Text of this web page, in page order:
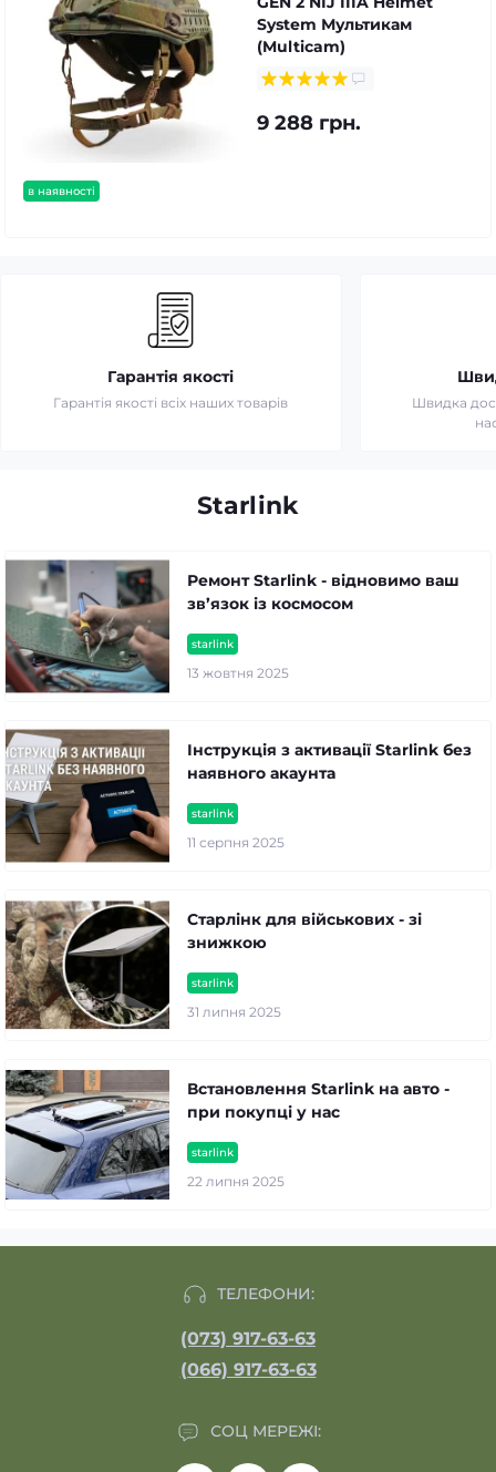
в наявності
System Мультикам
(Multicam)
9 288 грн.
Гарантія якості
Гарантія якості всіх наших товарів
Швидка
Starlink
starlink
13 жовтня 2025
Ремонт Starlink - відновимо ваш
зв’язок із космосом
starlink
11 серпня 2025
Інструкція з активації Starlink без
наявного акаунта
starlink
31 липня 2025
Старлінк для військових - зі
знижкою
starlink
22 липня 2025
Встановлення Starlink на авто -
при покупці у нас
ТЕЛЕФОНИ:
(073) 917-63-63
(066) 917-63-63
СОЦ МЕРЕЖІ: